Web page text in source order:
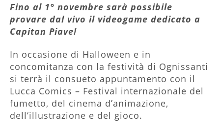
Fino al 1° novembre sarà possibile
provare dal vivo il videogame dedicato a
Capitan Piave!
In occasione di Halloween e in
concomitanza con la festività di Ognissanti
si terrà il consueto appuntamento con il
Lucca Comics – Festival internazionale del
fumetto, del cinema d’animazione,
dell’illustrazione e del gioco.